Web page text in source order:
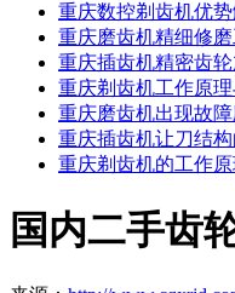
重庆数控剃齿机优
重庆磨齿机精细修
重庆插齿机精密齿
重庆剃齿机工作原
重庆磨齿机出现故
重庆插齿机让刀结
重庆剃齿机的工作
国内二手齿